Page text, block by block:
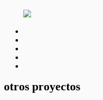
otros proyectos